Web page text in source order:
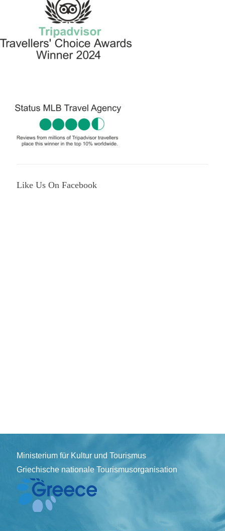
Like Us On Facebook
Ministerium für Kultur und Tourismus
Griechische nationale Tourismusorganisation